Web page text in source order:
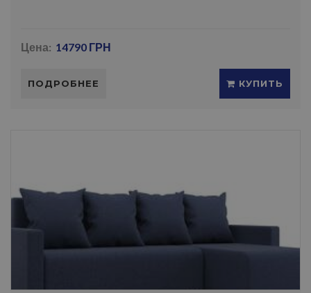
Цена: 14790 ГРН
ПОДРОБНЕЕ КУПИТЬ